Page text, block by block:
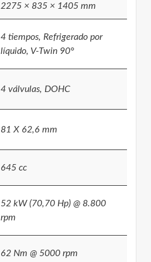
2275 × 835 × 1405 mm
4 tiempos, Refrigerado por
líquido, V-Twin 90°
4 válvulas, DOHC
81 X 62,6 mm
645 cc
52 kW (70,70 Hp) @ 8.800
rpm
62 Nm @ 5000 rpm